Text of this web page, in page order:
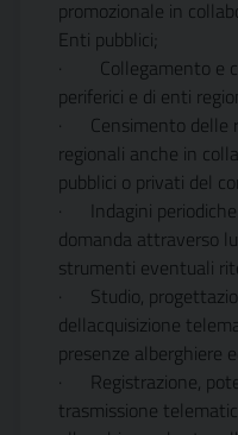
promozionale in
Enti pubblici;
·
Collegamento e
periferici e di enti
·
Censimento delle
regionali anche in
pubblici o privati del
·
Indagini
domanda attraverso
strumenti eventuali
·
Studio,
dellacquisizione
presenze alberghiere
·
Registrazione,
trasmissione